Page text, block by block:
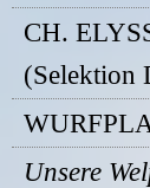
CH.
(Selektion
Unsere